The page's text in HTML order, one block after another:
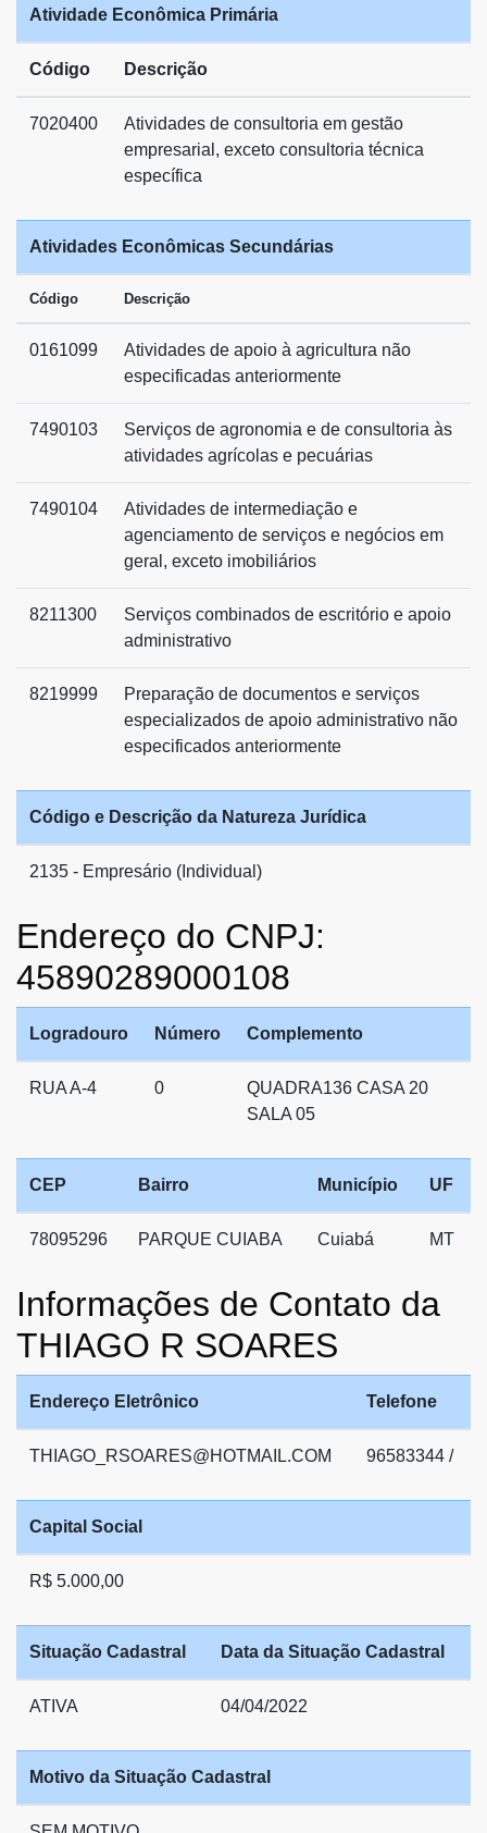
Atividade Econômica Primária
Código Descrição
7020400
Atividades de consultoria em gestão
empresarial, exceto consultoria técnica
específica
Atividades Econômicas Secundárias
Código Descrição
0161099
Atividades de apoio à agricultura não
especificadas anteriormente
7490103
Serviços de agronomia e de consultoria às
atividades agrícolas e pecuárias
7490104
Atividades de intermediação e
agenciamento de serviços e negócios em
geral, exceto imobiliários
8211300
Serviços combinados de escritório e apoio
administrativo
8219999
Preparação de documentos e serviços
especializados de apoio administrativo não
especificados anteriormente
Código e Descrição da Natureza Jurídica
2135 - Empresário (Individual)
Endereço do CNPJ:
45890289000108
Logradouro Número Complemento
RUA A-4 0
QUADRA136 CASA 20
SALA 05
CEP Bairro Município UF
78095296 PARQUE CUIABA Cuiabá MT
Informações de Contato da
THIAGO R SOARES
Endereço Eletrônico Telefone
THIAGO_RSOARES@HOTMAIL.COM 96583344 /
Capital Social
R$ 5.000,00
Situação Cadastral Data da Situação Cadastral
ATIVA 04/04/2022
Motivo da Situação Cadastral